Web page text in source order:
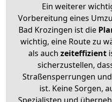
Ein weiterer
Vorbereitung eines
Bad Krozingen ist die
wichtig, eine Route zu
als auch zeiteffizient
sicherzustellen,
Straßensperrungen
ist. Keine Sorgen,